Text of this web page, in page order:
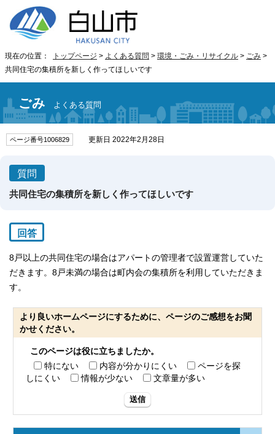
現在の位置： トップページ > よくある質問 > 環境・ごみ・リサイクル > ごみ >
共同住宅の集積所を新しく作ってほしいです
ごみ よくある質問
ページ番号1006829 更新日 2022年2月28日
質問
共同住宅の集積所を新しく作ってほしいです
回答
8戸以上の共同住宅の場合はアパートの管理者で設置運営していた
だきます。8戸未満の場合は町内会の集積所を利用していただきま
す。
より良いホームページにするために、ページのご感想をお聞
かせください。
このページは役に立ちましたか。
特にない
内容が分かりにくい
ページを探
しにくい
情報が少ない 文章量が多い
送信